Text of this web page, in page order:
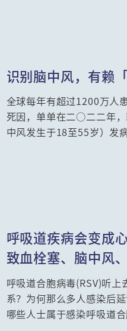
识别脑中风，有赖
全球每年有超过1200万人
死因，单单在二○二二年
中风发生于18至55岁）发
呼吸道疾病会变成
致血栓塞、脑中风
呼吸道合胞病毒(RSV)听
系？为何那么多人感染后
哪些人士属于感染呼吸道